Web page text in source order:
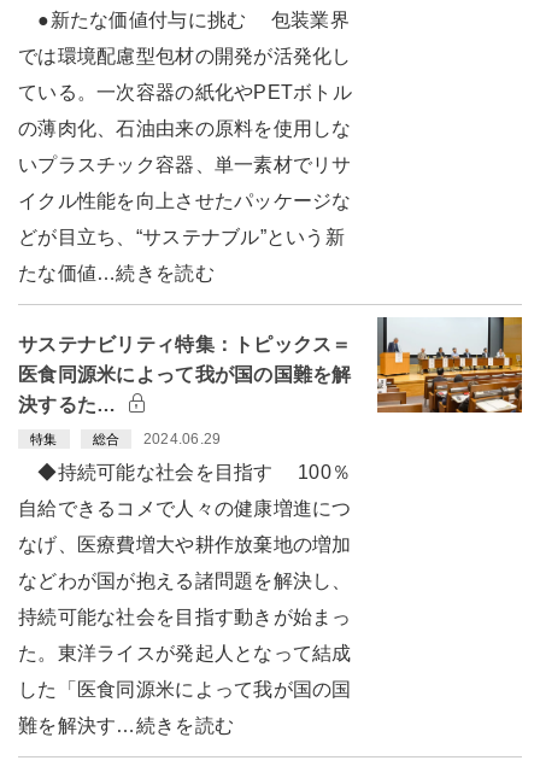
●新たな価値付与に挑む 包装業界
では環境配慮型包材の開発が活発化し
ている。一次容器の紙化やPETボトル
の薄肉化、石油由来の原料を使用しな
いプラスチック容器、単一素材でリサ
イクル性能を向上させたパッケージな
どが目立ち、“サステナブル”という新
たな価値…続きを読む
サステナビリティ特集：トピックス＝
医食同源米によって我が国の国難を解
決するた…
特集 総合 2024.06.29
◆持続可能な社会を目指す 100％
自給できるコメで人々の健康増進につ
なげ、医療費増大や耕作放棄地の増加
などわが国が抱える諸問題を解決し、
持続可能な社会を目指す動きが始まっ
た。東洋ライスが発起人となって結成
した「医食同源米によって我が国の国
難を解決す…続きを読む